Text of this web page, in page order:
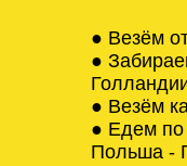
● Везём
●
● Везём
● Едем по
Польша -